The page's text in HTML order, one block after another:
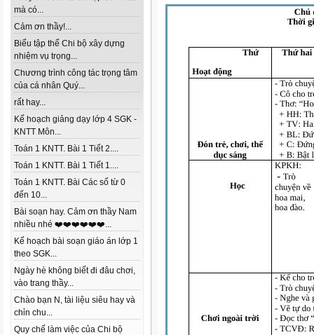
mà có...
Cảm ơn thầy!...
Biểu tập thể Chi bộ xây dựng
nhiệm vụ trọng...
Chương trình công tác trọng tâm
của cá nhân Quý...
rất hay...
Kế hoạch giảng dạy lớp 4 SGK -
KNTT Môn...
Toán 1 KNTT. Bài 1 Tiết 2....
Toán 1 KNTT. Bài 1 Tiết 1....
Toán 1 KNTT. Bài Các số từ 0
đến 10...
Bài soạn hay. Cảm ơn thầy Nam
nhiều nhé ❤️❤️❤️❤️❤️❤️...
Kế hoạch bài soạn giáo án lớp 1
theo SGK...
Ngày hè không biết đi đâu chơi,
vào trang thầy...
Chào bạn N, tài liệu siêu hay và
chỉn chu...
Quy chế làm việc của Chi bộ